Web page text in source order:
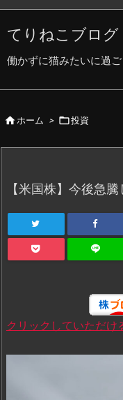
てりねこブログ
働かずに猫みたいに過
ホーム > 投資
【米国株】今後急
クリックしていただけ